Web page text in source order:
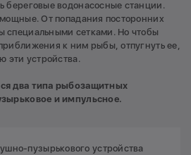
береговые водонасосные станции.
От попадания посторонних
специальными сетками. Но чтобы
к ним рыбы, отпугнуть ее,
эти устройства.
два типа рыбозащитных
и импульсное.
пузырькового устройства